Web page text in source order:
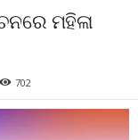
ମହିଳା
702